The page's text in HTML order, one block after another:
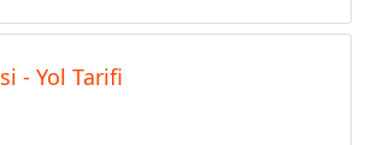
- Yol Tarifi